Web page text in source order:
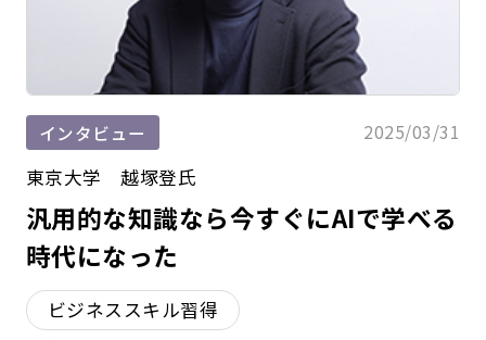
インタビュー 2025/03/31
汎用的な知識なら今すぐにAIで学べる
時代になった
東京大学 越塚登氏
ビジネススキル習得